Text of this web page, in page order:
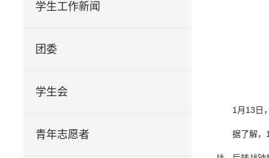
释放你的生活创意
学生工作新闻
团委
学生会
青年志愿者
1月13日
据了解，